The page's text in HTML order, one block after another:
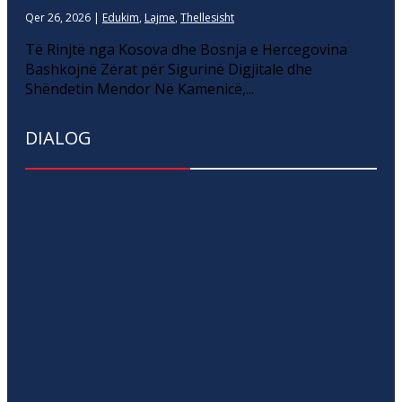
Qer 26, 2026 | Edukim, Lajme, Thellesisht
Të Rinjtë nga Kosova dhe Bosnja e Hercegovina
Bashkojnë Zërat për Sigurinë Digjitale dhe
Shëndetin Mendor Në Kamenicë,...
DIALOG